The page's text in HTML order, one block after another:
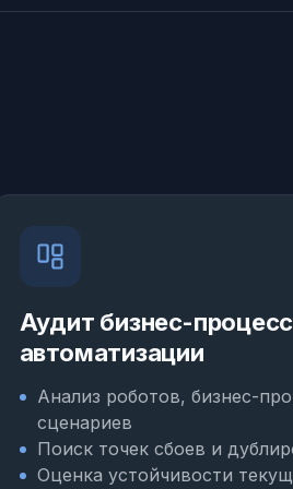
Аудит бизнес-
автоматизации
Анализ роботов, бизнес-
сценариев
Поиск точек сбоев и
Оценка устойчивости